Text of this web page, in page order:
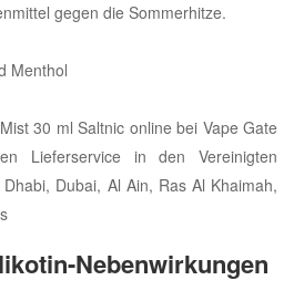
gegen die Sommerhitze.
Menthol
30 ml Saltnic online bei Vape Gate
Lieferservice in den Vereinigten
Dubai, Al Ain, Ras Al Khaimah,
Nebenwirkungen